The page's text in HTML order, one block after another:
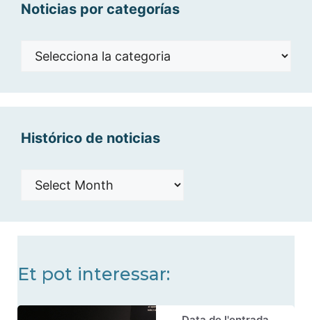
Noticias por categorías
Noticias
Histórico de noticias
Histórico
Et pot interessar: